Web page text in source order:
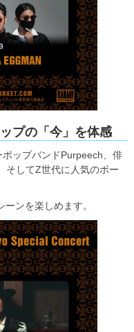
プの「今」を体感
ップバンドPurpeech、俳
そしてZ世代に人気のボー
ンを楽しめます。